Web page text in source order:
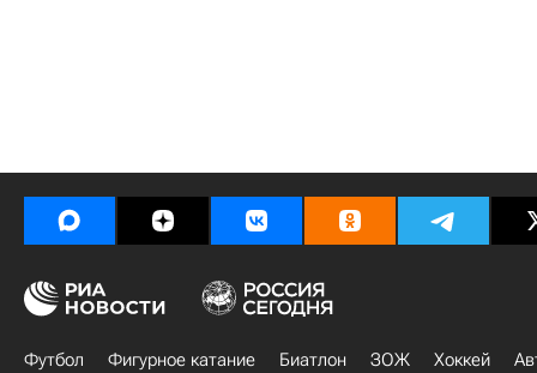
Футбол Фигурное катание Биатлон ЗОЖ Хоккей